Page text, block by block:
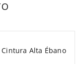
Cintura Alta Ébano